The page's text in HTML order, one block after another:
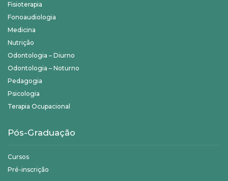
Fisioterapia
Fonoaudiologia
Medicina
Nutrição
Odontologia – Diurno
Odontologia – Noturno
Pedagogia
Psicologia
Terapia Ocupacional
Pós-Graduação
Cursos
Pré-inscrição